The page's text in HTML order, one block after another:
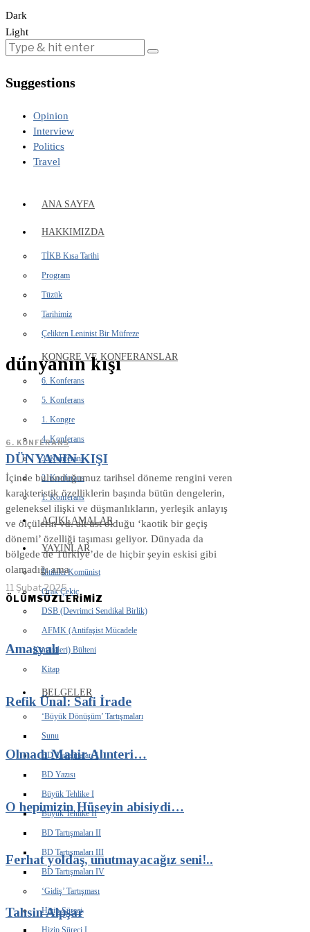
Dark
Light
Suggestions
Opinion
Interview
Politics
Travel
ANA SAYFA
HAKKIMIZDA
TİKB Kısa Tarihi
Program
Tüzük
Tarihimiz
Çelikten Leninist Bir Müfreze
KONGRE VE KONFERANSLAR
6. Konferans
5. Konferans
1. Kongre
4. Konferans
3. Konferans
2. Konferans
1. Konferans
AÇIKLAMALAR
YAYINLAR
İhtilalci Komünist
Orak Çekiç
DSB (Devrimci Sendikal Birlik)
AFMK (Antifaşist Mücadele
Komiteleri) Bülteni
Kitap
BELGELER
‘Büyük Dönüşüm’ Tartışmaları
Sunu
BD Tartışmaları I
BD Yazısı
Büyük Tehlike I
Büyük Tehlike II
BD Tartışmaları II
BD Tartışmaları III
BD Tartışmaları IV
‘Gidiş’ Tartışması
Hizip Süreci
Hizip Süreci I
dünyanın kışı
6. KONFERANS
DÜNYANIN KIŞI
İçinde bulunduğumuz tarihsel döneme rengini veren
karakteristik özelliklerin başında bütün dengelerin,
geleneksel ilişki ve düşmanlıkların, yerleşik anlayış
ve ölçülerin vd. alt üst olduğu ‘kaotik bir geçiş
dönemi’ özelliği taşıması geliyor. Dünyada da
bölgede de Türkiye’de de hiçbir şeyin eskisi gibi
olamadığı ama
11 Şubat 2025
ÖLÜMSÜZLERİMİZ
Amasyalı
Refik Ünal: Safi İrade
Olmadı Mahir Alınteri…
O hepimizin Hüseyin abisiydi…
Ferhat yoldaş, unutmayacağız seni!..
Tahsin Alpşar